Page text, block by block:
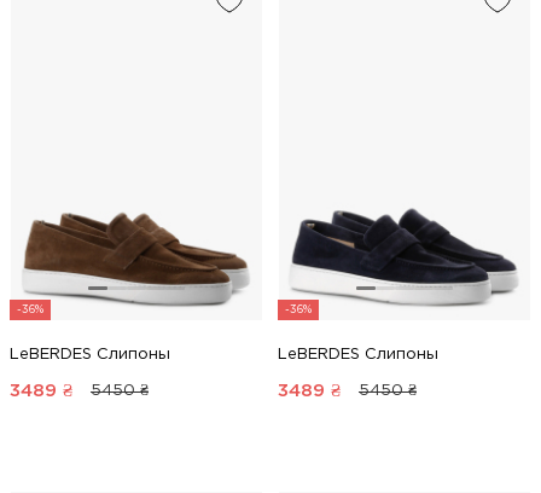
-36%
LeBERDES Слипоны
3489 ₴ 5450 ₴
-36%
LeBERDES Слипоны
3489 ₴ 5450 ₴